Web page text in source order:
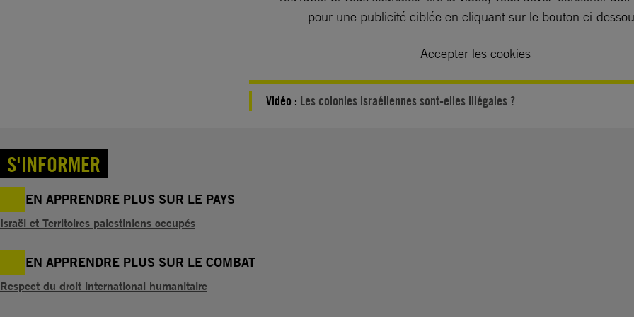
pour une publicité ciblée en cliquant sur le bouton ci-
Accepter les cookies
Vidéo : Les colonies israéliennes sont-elles illégales ?
S'INFORMER
EN APPRENDRE PLUS SUR LE PAYS
Israël et Territoires palestiniens occupés
EN APPRENDRE PLUS SUR LE COMBAT
Respect du droit international humanitaire